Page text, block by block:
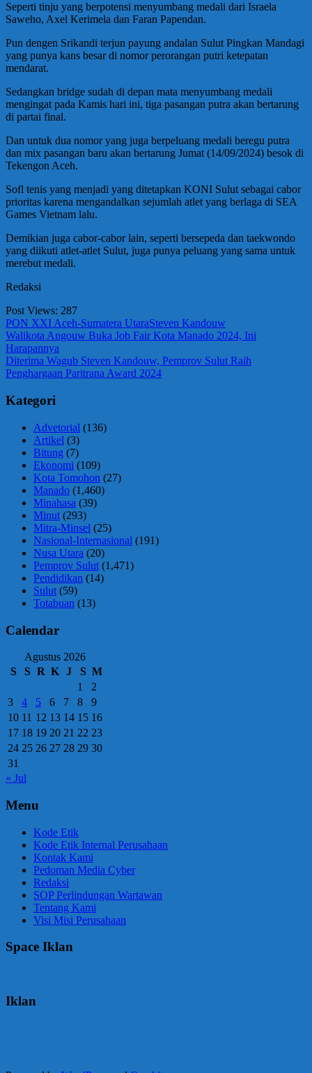
Seperti tinju yang berpotensi menyumbang medali dari Israela
Saweho, Axel Kerimela dan Faran Papendan.
Pun dengen Srikandi terjun payung andalan Sulut Pingkan Mandagi
yang punya kans besar di nomor perorangan putri ketepatan
mendarat.
Sedangkan bridge sudah di depan mata menyumbang medali
mengingat pada Kamis hari ini, tiga pasangan putra akan bertarung
di partai final.
Dan untuk dua nomor yang juga berpeluang medali beregu putra
dan mix pasangan baru akan bertarung Jumat (14/09/2024) besok di
Tekengon Aceh.
Sofl tenis yang menjadi yang ditetapkan KONI Sulut sebagai cabor
prioritas karena mengandalkan sejumlah atlet yang berlaga di SEA
Games Vietnam lalu.
Demikian juga cabor-cabor lain, seperti bersepeda dan taekwondo
yang diikuti atlet-atlet Sulut, juga punya peluang yang sama untuk
merebut medali.
Redaksi
Post Views: 287
PON XXI Aceh-Sumatera UtaraSteven Kandouw
Navigasi
pos
Previous
Post:
Walikota Angouw Buka Job Fair Kota Manado 2024, Ini
Harapannya
Next
Post:
Diterima Wagub Steven Kandouw, Pemprov Sulut Raih
Penghargaan Paritrana Award 2024
Kategori
Advetorial (136)
Artikel (3)
Bitung (7)
Ekonomi (109)
Kota Tomohon (27)
Manado (1,460)
Minahasa (39)
Minut (293)
Mitra-Minsel (25)
Nasional-Internasional (191)
Nusa Utara (20)
Pemprov Sulut (1,471)
Pendidikan (14)
Sulut (59)
Totabuan (13)
Calendar
Agustus 2026
S
S R K J S M
1
2
3
4 5 6 7 8
9
10 11 12 13 14 15 16
17 18 19 20 21 22 23
24 25 26 27 28 29 30
31
« Jul
Menu
Kode Etik
Kode Etik Internal Perusahaan
Kontak Kami
Pedoman Media Cyber
Redaksi
SOP Perlindungan Wartawan
Tentang Kami
Visi Misi Perusahaan
Space Iklan
Iklan